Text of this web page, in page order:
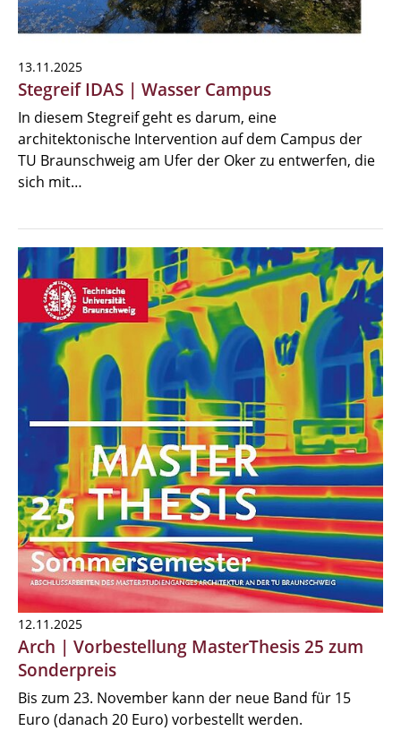
13.11.2025
Stegreif IDAS | Wasser Campus
In diesem Stegreif geht es darum, eine
architektonische Intervention auf dem Campus der
TU Braunschweig am Ufer der Oker zu entwerfen, die
sich mit…
12.11.2025
Arch | Vorbestellung MasterThesis 25 zum
Sonderpreis
Bis zum 23. November kann der neue Band für 15
Euro (danach 20 Euro) vorbestellt werden.